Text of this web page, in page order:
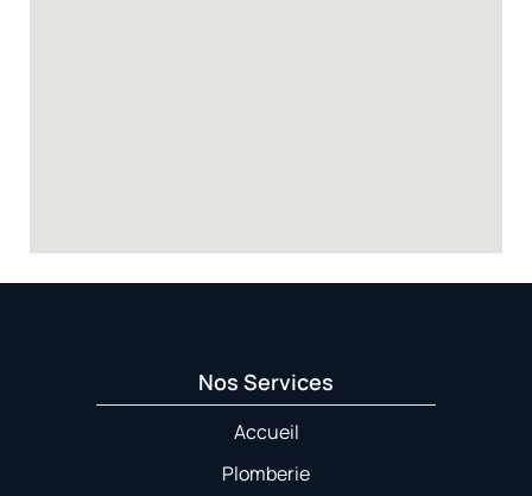
Nos Services
Accueil
Plomberie